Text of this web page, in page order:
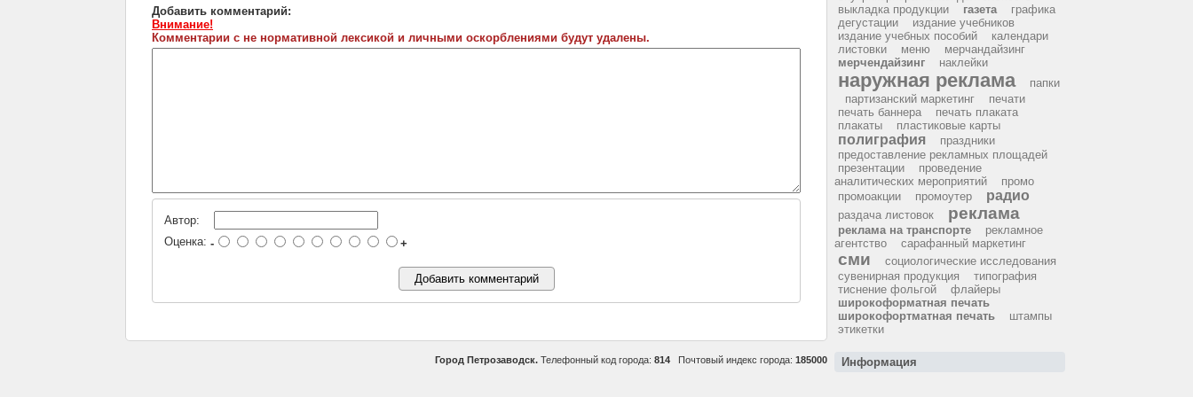
Добавить комментарий:
Внимание!
Комментарии с не нормативной лексикой и личными оскорблениями будут удалены.
Автор:
Оценка: - +
Город Петрозаводск. Телефонный код города: 814 Почтовый индекс города: 185000
выкладка продукции
газета
графика
дегустации
издание учебников
издание учебных пособий
календари
листовки
меню
мерчандайзинг
мерчендайзинг
наклейки
наружная реклама
папки
партизанский маркетинг
печати
печать баннера
печать плаката
плакаты
пластиковые карты
полиграфия
праздники
предоставление рекламных площадей
презентации
проведение
аналитических мероприятий
промо
промоакции
промоутер радио
раздача листовок реклама
реклама на транспорте
рекламное
агентство
сарафанный маркетинг
сми
социологические исследования
сувенирная продукция
типография
тиснение фольгой
флайеры
широкоформатная печать
широкофортматная печать
штампы
этикетки
Информация